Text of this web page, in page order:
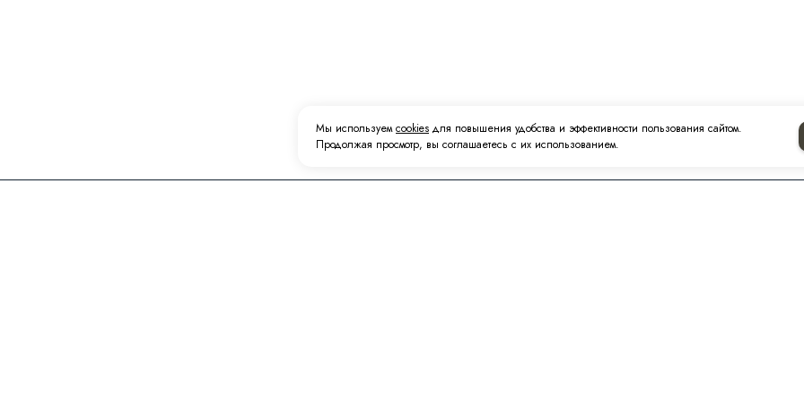
Мы используемcookies для повышения удобства и эффективности пользования сайтом.
Продолжая просмотр, вы соглашаетесь с их использованием.